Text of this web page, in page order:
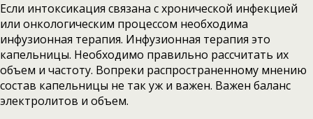
Если интоксикация связана с хронической инфекцией
или онкологическим процессом необходима
инфузионная терапия. Инфузионная терапия это
капельницы. Необходимо правильно рассчитать их
объем и частоту. Вопреки распространенному мнению
состав капельницы не так уж и важен. Важен баланс
электролитов и объем.